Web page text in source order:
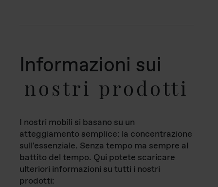
Informazioni sui
nostri prodotti
I nostri mobili si basano su un
atteggiamento semplice: la concentrazione
sull'essenziale. Senza tempo ma sempre al
battito del tempo. Qui potete scaricare
ulteriori informazioni su tutti i nostri
prodotti: